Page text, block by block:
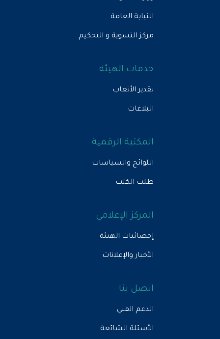
النيابة العامة
مركز التسوية و التحكيم
خدمات الهيئة
تقدير الأتعاب
البلاغات
المكتبة الرقمية
اللوائح والسياسات
طلب الكتب
المركز الإعلامي
إحصائيات الهيئة
الأخبار والإعلانات
اتصل بنا
الدعم الفني
الأسئلة الشائعة